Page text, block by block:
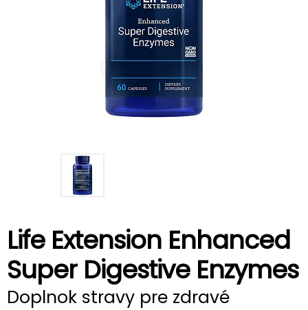
Life Extension Enhanced
Super Digestive Enzymes
Doplnok stravy pre zdravé